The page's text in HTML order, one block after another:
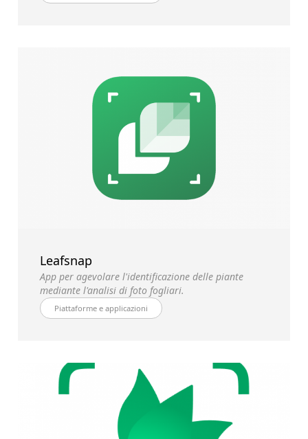
Leafsnap
App per agevolare l'identificazione delle piante
mediante l'analisi di foto fogliari.
Piattaforme e applicazioni